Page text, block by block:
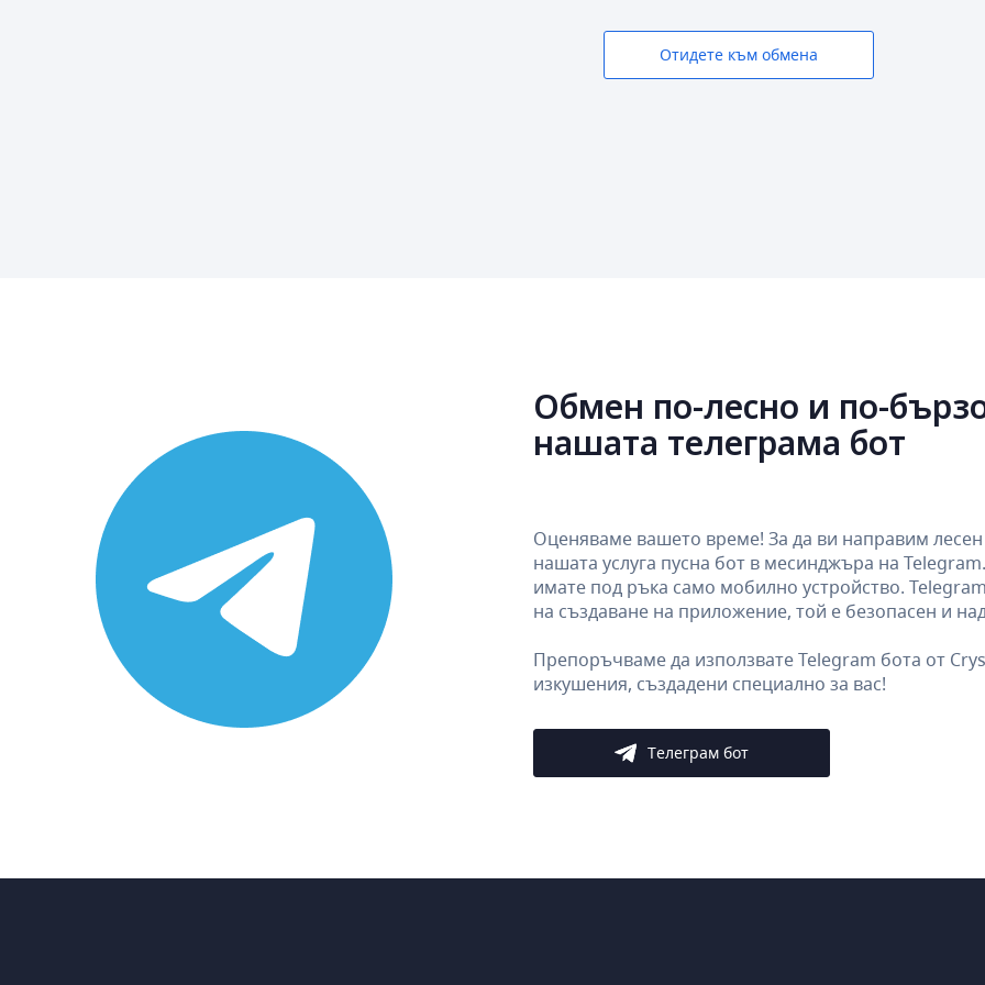
Отидете към обмена
Обмен по-лесно и по-
нашата телеграма бот
Оценяваме вашето време! За да ви направим
нашата услуга пусна бот в месинджъра на
имате под ръка само мобилно устройство.
на създаване на приложение, той е безопасен и
Препоръчваме да използвате Telegram бота от
изкушения, създадени специално за вас!
Телеграм бот